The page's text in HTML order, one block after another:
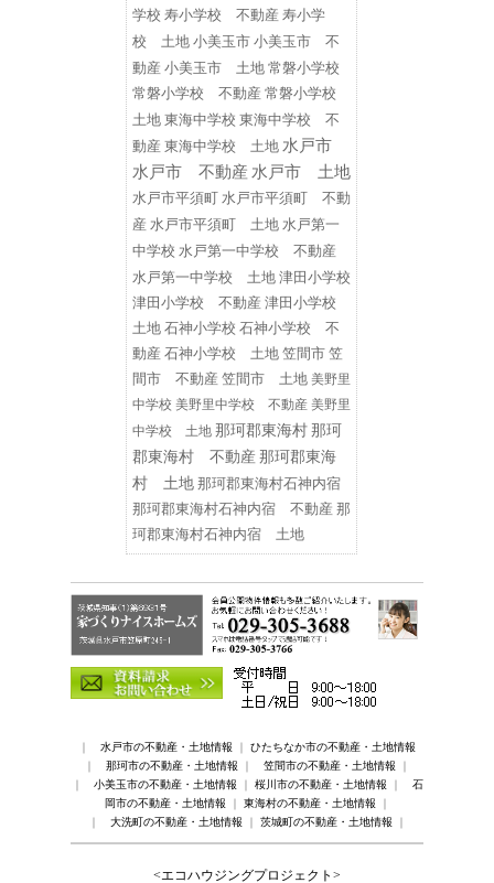
学校 寿小学校 不動産 寿小学
校 土地 小美玉市 小美玉市 不
動産 小美玉市 土地 常磐小学校
常磐小学校 不動産 常磐小学校
土地 東海中学校 東海中学校 不
動産 東海中学校 土地 水戸市
水戸市 不動産 水戸市 土地
水戸市平須町 水戸市平須町 不動
産 水戸市平須町 土地 水戸第一
中学校 水戸第一中学校 不動産
水戸第一中学校 土地 津田小学校
津田小学校 不動産 津田小学校
土地 石神小学校 石神小学校 不
動産 石神小学校 土地 笠間市 笠
間市 不動産 笠間市 土地 美野里
中学校 美野里中学校 不動産 美野里
中学校 土地 那珂郡東海村那珂
郡東海村 不動産那珂郡東海
村 土地 那珂郡東海村石神内宿
那珂郡東海村石神内宿 不動産 那
珂郡東海村石神内宿 土地
｜ 水戸市の不動産・土地情報 ｜ ひたちなか市の不動産・土地情報
｜ 那珂市の不動産・土地情報 ｜ 笠間市の不動産・土地情報 ｜
｜ 小美玉市の不動産・土地情報 ｜ 桜川市の不動産・土地情報 ｜ 石
岡市の不動産・土地情報 ｜ 東海村の不動産・土地情報 ｜
｜ 大洗町の不動産・土地情報 ｜ 茨城町の不動産・土地情報 ｜
<エコハウジングプロジェクト>